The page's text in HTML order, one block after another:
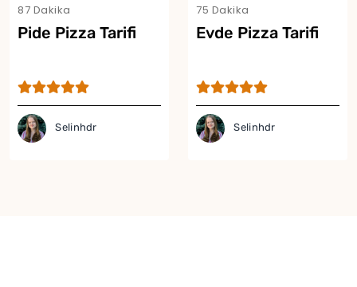
87 Dakika
Pide Pizza Tarifi
Selinhdr
75 Dakika
Evde Pizza Tarifi
Selinhdr